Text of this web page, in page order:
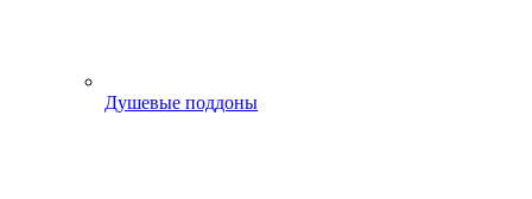
Душевые поддоны